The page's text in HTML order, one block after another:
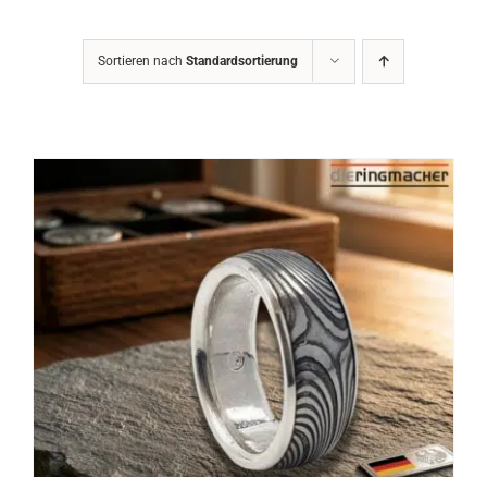
Sortieren nach Standardsortierung